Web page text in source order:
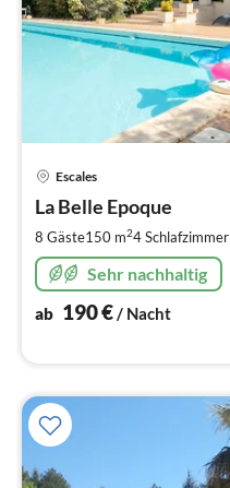
Escales
La Belle Epoque
8 Gäste150 m24Schlafzimmer
Sehr nachhaltig
ab 190€/ Nacht